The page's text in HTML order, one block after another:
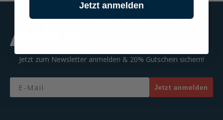
Jetzt zum Newsletter anmelden & 20% Gutschein sichern!
Email
Jetzt anmelden
Jetzt anmelden